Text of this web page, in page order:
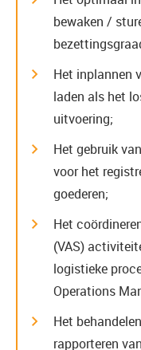
bewaken /
Het inplannen
laden als het
uitvoering;
Het gebruik
voor het
goederen;
Het
(VAS)
logistieke
Operations
Het
rapporteren